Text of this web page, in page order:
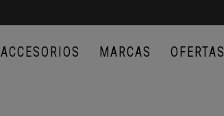
ACCESORIOS MARCAS OFERTAS